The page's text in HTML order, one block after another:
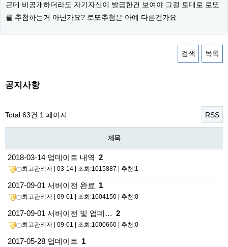
근데 비공개하더라도 자기자신이 발급한건 보여야 그걸 토대로 로또
를 추첨하는거 아닌가요? 로또추첨은 아예 다른건가요
검색 목록
공지사항
Total 63건 1 페이지 RSS
제목
2018-03-14 업데이트 내역 2
최고관리자 | 03-14 | 조회:1015887 | 추천:1
2017-09-01 서버이전 완료 1
최고관리자 | 09-01 | 조회:1004150 | 추천:0
2017-09-01 서버이전 및 업데… 2
최고관리자 | 09-01 | 조회:1000660 | 추천:0
2017-05-28 업데이트 1